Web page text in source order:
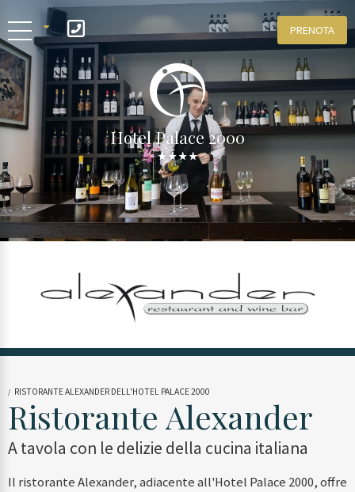
IT
ENG
PRENOTA
Hotel Palace 2000
RISTORANTE ALEXANDER DELL'HOTEL PALACE 2000
Ristorante Alexander
A tavola con le delizie della cucina italiana
Il ristorante Alexander, adiacente all'Hotel Palace 2000, offre